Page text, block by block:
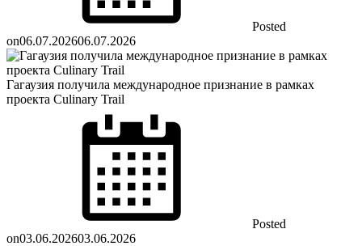
Posted
on06.07.202606.07.2026
Гагаузия получила международное признание в рамках
проекта Culinary Trail
Posted
on03.06.202603.06.2026